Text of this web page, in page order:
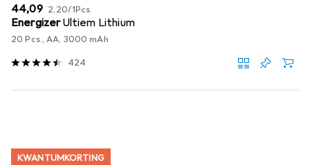
EUR
44,09 EUR
2,20/1Pcs.
EnergizerUltiem Lithium
20 Pcs., AA, 3000 mAh
424
KWANTUMKORTING